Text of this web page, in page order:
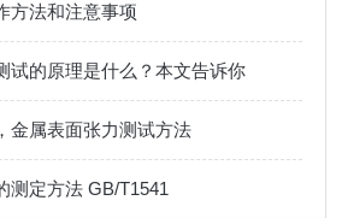
方法和注意事项
试的原理是什么？本文告诉你
金属表面张力测试方法
测定方法 GB/T1541